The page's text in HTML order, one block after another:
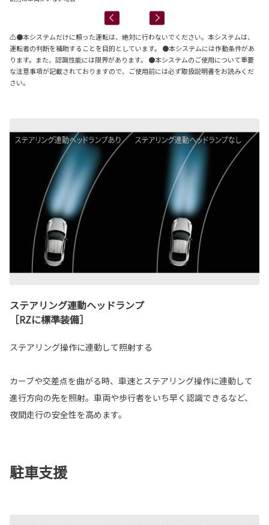
⚠●本システムだけに頼った運転は、絶対に行わないでください。本システムは、
運転者の判断を補助することを目的としています。 ●本システムには作動条件があ
ります。また、認識性能には限界があります。 ●本システムのご使用について重要
な注意事項が記載されておりますので、ご使用前には必ず取扱説明書をお読みくだ
さい。
ステアリング連動ヘッドランプ
［RZに標準装備］
ステアリング操作に連動して照射する
カーブや交差点を曲がる時、車速とステアリング操作に連動して
進行方向の先を照射。車両や歩行者をいち早く認識できるなど、
夜間走行の安全性を高めます。
駐車支援